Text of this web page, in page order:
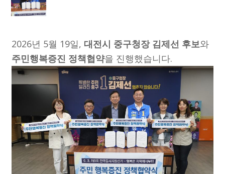
2026년 5월 19일, 대전시 중구청장 김제선 후보와
주민행복증진 정책협약을 진행했습니다.